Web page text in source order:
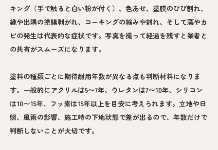
キング（手で触ると白い粉が付く）、色あせ、塗膜のひび割れ、
縁や出隅の塗膜剥がれ、コーキングの縮みや割れ、そして藻やカ
ビの発生は代表的な症状です。写真を撮って経過を残すと業者と
の共有がスムーズになります。
塗料の種類ごとに期待耐用年数が異なる点も判断材料になりま
す。一般的にアクリルは5〜7年、ウレタンは7〜10年、シリコン
は10〜15年、フッ素は15年以上を目安に考えられます。立地や日
照、風雨の影響、施工時の下地状態で差が出るので、年数だけで
判断しないことが大切です。